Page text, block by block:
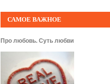
САМОЕ ВАЖНОЕ
Про любовь. Суть любви